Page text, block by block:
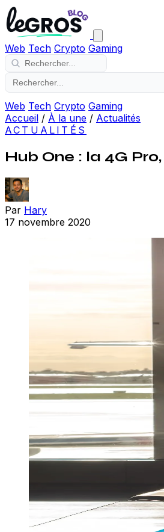
Web Tech Crypto Gaming
Web Tech Crypto Gaming
Accueil / À la une / Actualités
ACTUALITÉS
Hub One : la 4G
Par Hary
17 novembre 2020